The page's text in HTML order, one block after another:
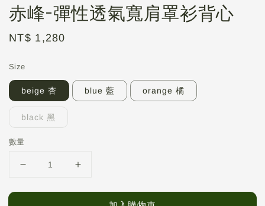
赤峰-彈性透氣寬肩罩衫背心
Regular
NT$ 1,280
Size
beige 杏 blue 藍 orange 橘
black 黑
數量